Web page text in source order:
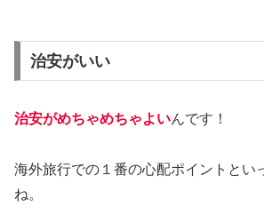
治安がいい
治安がめちゃめちゃよいんです！
海外旅行での１番の心配ポイントとい
ね。